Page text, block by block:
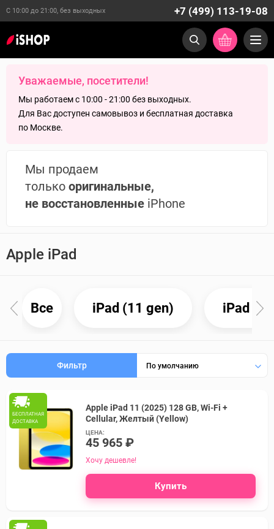
С 10:00 до 21:00, без выходных +7 (499) 113-19-08
Уважаемые, посетители!
Мы работаем с 10:00 - 21:00 без выходных.
Для Вас доступен самовывоз и бесплатная доставка
по Москве.
Мы продаем
только оригинальные,
не восстановленные iPhone
Apple iPad
Все iPad (11 gen) iPad
Фильтр По умолчанию
БЕСПЛАТНАЯ
ДОСТАВКА
Apple iPad 11 (2025) 128 GB, Wi-Fi +
Cellular, Желтый (Yellow)
ЦЕНА:
45 965 ₽
Хочу дешевле!
Купить